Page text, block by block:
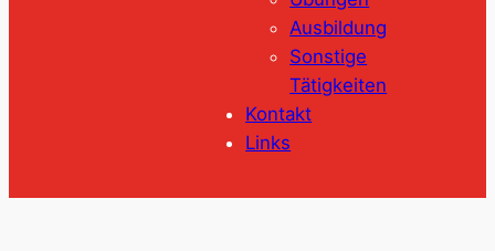
Ausbildung
Sonstige
Tätigkeiten
Kontakt
Links